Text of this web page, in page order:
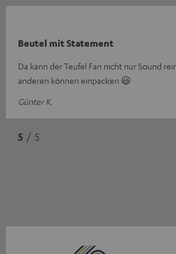
Beutel mit Statement
Da kann der Teufel Fan nicht nur Sound
anderen können einpacken 😃
Günter K.
5 / 5